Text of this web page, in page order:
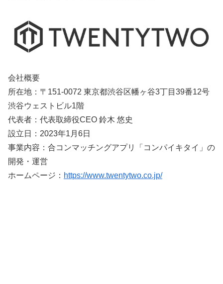
会社概要
所在地：〒151-0072 東京都渋谷区幡ヶ谷3丁目39番12号
渋谷ウェストビル1階
代表者：代表取締役CEO 鈴木 悠史
設立日：2023年1月6日
事業内容：合コンマッチングアプリ「コンパイキタイ」の
開発・運営
ホームページ： https://www.twentytwo.co.jp/